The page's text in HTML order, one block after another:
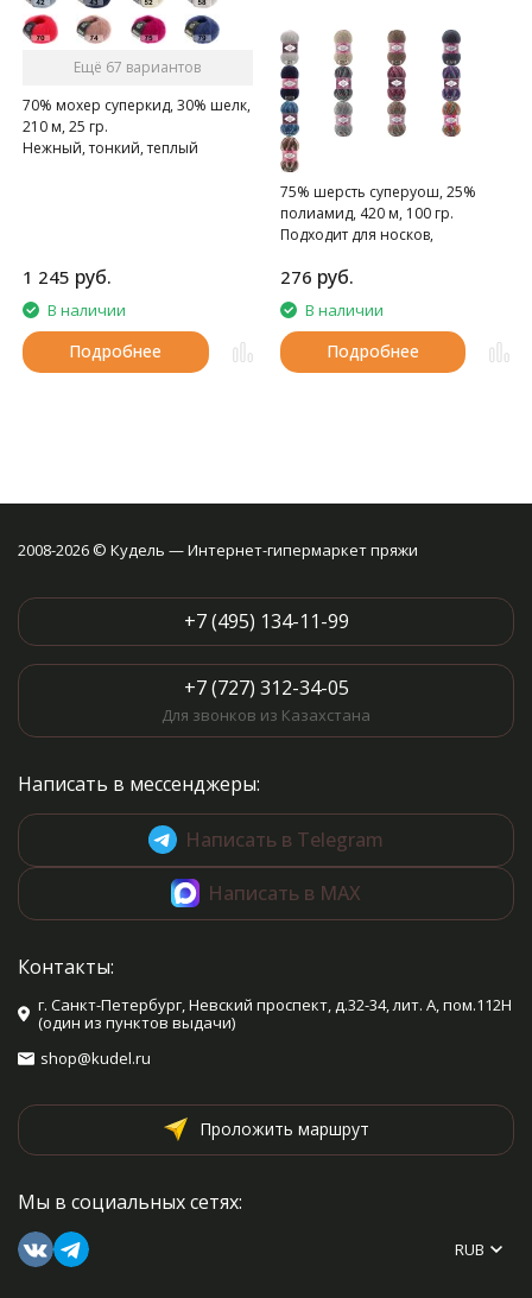
Ещё 67 вариантов
70% мохер суперкид, 30% шелк,
210 м, 25 гр.
Нежный, тонкий, теплый
1 245 руб.
В наличии
Подробнее
75% шерсть суперуош, 25%
полиамид, 420 м, 100 гр.
Подходит для носков,
шапок и т.д.
276 руб.
В наличии
Подробнее
2008-2026 © Кудель — Интернет-гипермаркет пряжи
+7 (495) 134-11-99
+7 (727) 312-34-05
Для звонков из Казахстана
Написать в мессенджеры:
Написать в Telegram
Написать в MAX
Контакты:
г. Санкт-Петербург, Невский проспект, д.32-34, лит. А, пом.112Н
(один из пунктов выдачи)
shop@kudel.ru
Проложить маршрут
Мы в социальных сетях:
RUB